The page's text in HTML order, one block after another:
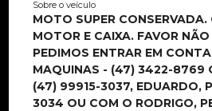
Sobre o veículo
MOTO SUPER CONSERVADA.
MOTOR E CAIXA. FAVOR
PEDIMOS ENTRAR EM
MAQUINAS - (47) 3422-8769
(47) 99915-3037, EDUARDO,
3034 OU COM O RODRIGO,